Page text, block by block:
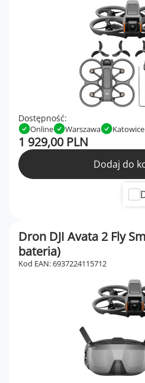
Dostępność:
Online Warszawa Katowice
1 929,00 PLN
Dodaj do
Dron DJI Avata 2 Fly
bateria)
Kod EAN: 6937224115712